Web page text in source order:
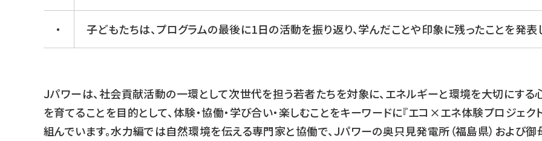
・ 子どもたちは、プログラムの最後に1日の活動を振り返り、学んだことや印象に残ったことを発表
Ｊパワーは、社会貢献活動の一環として次世代を担う若者たちを対象に、エネルギーと環境を大切にする
を育てることを目的として、体験・協働・学び合い・楽しむことをキーワードに『エコ×エネ体験プロジェク
組んでいます。水力編では自然環境を伝える専門家と協働で、Ｊパワーの奥只見発電所（福島県）および